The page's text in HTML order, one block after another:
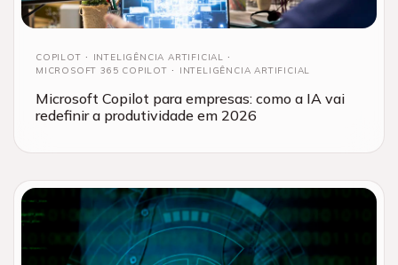
COPILOT
INTELIGÊNCIA ARTIFICIAL
MICROSOFT 365 COPILOT
INTELIGÊNCIA ARTIFICIAL
Microsoft Copilot para empresas: como a IA vai
redefinir a produtividade em 2026